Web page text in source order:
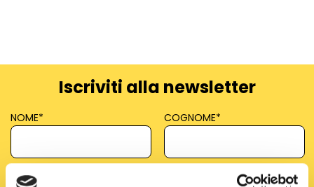
Iscriviti alla newsletter
NOME* COGNOME*
EMAIL